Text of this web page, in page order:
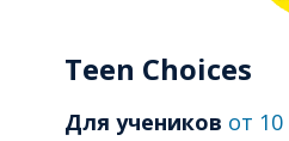
Teen Choices
Для учеников от